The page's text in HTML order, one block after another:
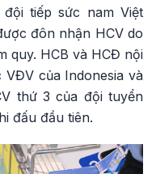
đội tiếp sức nam Việt
đôn nhận HCV do
quy. HCB và HCĐ nội
của Indonesia và
thứ 3 của đội tuyển
đấu đầu tiên.